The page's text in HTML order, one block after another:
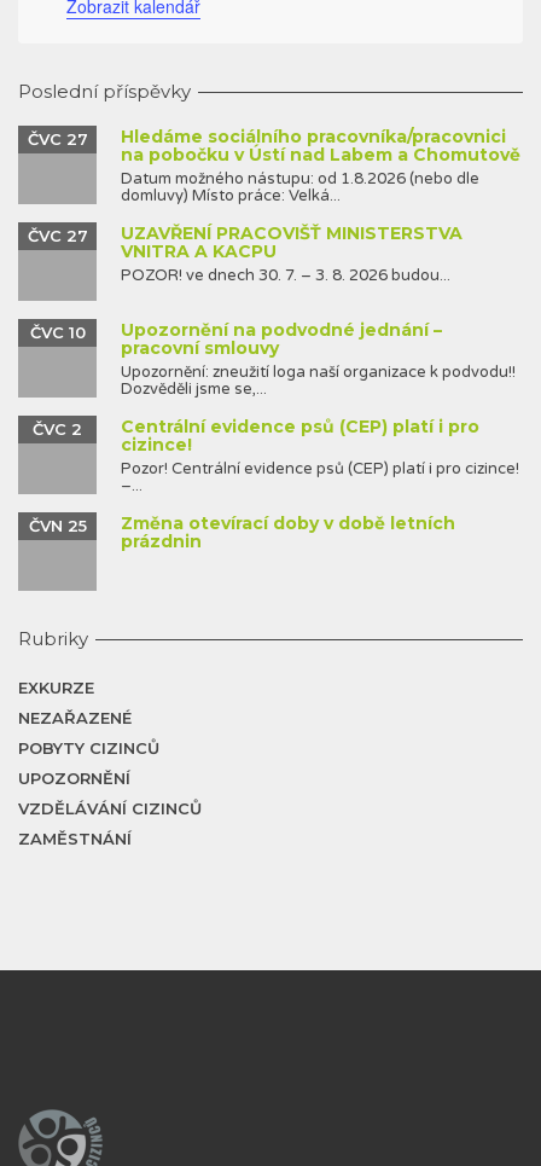
Zobrazit kalendář
Poslední příspěvky
Hledáme sociálního pracovníka/pracovnici
na pobočku v Ústí nad Labem a Chomutově
ČVC 27
Datum možného nástupu: od 1.8.2026 (nebo dle
domluvy) Místo práce: Velká...
UZAVŘENÍ PRACOVIŠŤ MINISTERSTVA
VNITRA A KACPU
ČVC 27
POZOR! ve dnech 30. 7. – 3. 8. 2026 budou...
Upozornění na podvodné jednání –
pracovní smlouvy
ČVC 10
Upozornění: zneužití loga naší organizace k podvodu!!
Dozvěděli jsme se,...
Centrální evidence psů (CEP) platí i pro
cizince!
ČVC 2
Pozor! Centrální evidence psů (CEP) platí i pro cizince!
–...
Změna otevírací doby v době letních
prázdnin
ČVN 25
Rubriky
EXKURZE
NEZAŘAZENÉ
POBYTY CIZINCŮ
UPOZORNĚNÍ
VZDĚLÁVÁNÍ CIZINCŮ
ZAMĚSTNÁNÍ